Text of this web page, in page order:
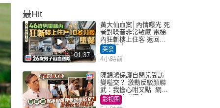
最Hit
01:37
黃大仙血案│內情曝光 死
者對噪音非常敏感 電梯
內狂斬樓上住客 返回住
所墮樓亡
突發
4小時前
陳錦鴻保護自閉兒受訪
變嗌交？ 激動反駁顏聯
武：我擔心咁又點 網民
批主持咄咄逼人
影視圈